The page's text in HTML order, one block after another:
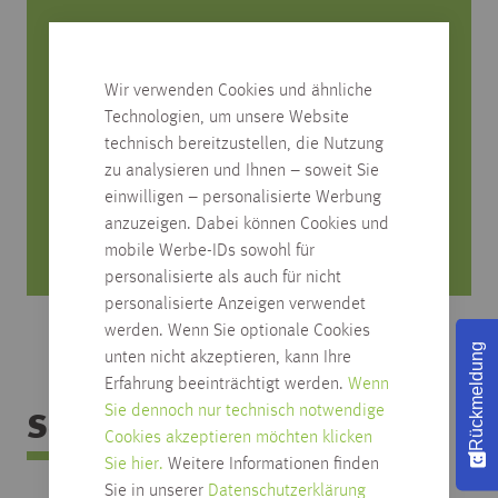
Wir verwenden Cookies und ähnliche
Technologien, um unsere Website
technisch bereitzustellen, die Nutzung
zu analysieren und Ihnen – soweit Sie
einwilligen – personalisierte Werbung
anzuzeigen. Dabei können Cookies und
mobile Werbe-IDs sowohl für
personalisierte als auch für nicht
personalisierte Anzeigen verwendet
werden. Wenn Sie optionale Cookies
unten nicht akzeptieren, kann Ihre
Erfahrung beeinträchtigt werden. Wenn
Sie dennoch nur technisch notwendige
Cookies akzeptieren möchten klicken
Sie hier. Weitere Informationen finden
Sie in unserer Datenschutzerklärung
Rufen Sie uns an, wir beraten Sie gerne!
0751/4004-545
produktfrage@habisreutinger.de
Mo. bis Fr. von 8 Uhr bis 18 Uhr
Samstag von 08:30 bis 12:30 Uhr
Sortimentsübersicht Rückmeldung